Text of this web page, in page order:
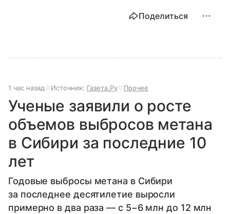
Поделиться
1 час назад Источник: Газета.Ру Прочее
Ученые заявили о росте
объемов выбросов метана
в Сибири за последние 10
лет
Годовые выбросы метана в Сибири
за последнее десятилетие выросли
примерно в два раза — с 5−6 млн до 12 млн